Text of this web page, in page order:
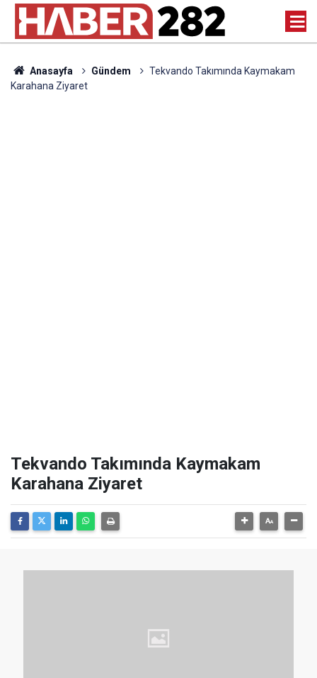
Anasayfa Gündem
Tekvando Takımında Kaymakam
Karahana Ziyaret
Tekvando Takımında Kaymakam
Karahana Ziyaret